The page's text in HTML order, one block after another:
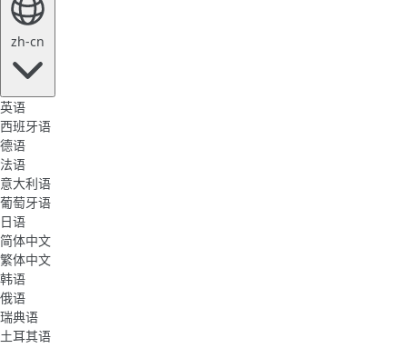
zh-cn
英语
西班牙语
德语
法语
意大利语
葡萄牙语
日语
简体中文
繁体中文
韩语
俄语
瑞典语
土耳其语